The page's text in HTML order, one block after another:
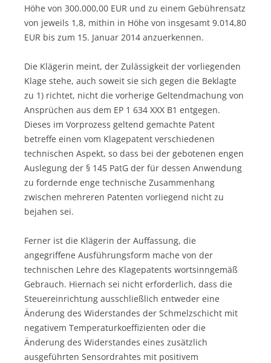
Höhe von 300.000,00 EUR und zu einem Gebührensatz
von jeweils 1,8, mithin in Höhe von insgesamt 9.014,80
EUR bis zum 15. Januar 2014 anzuerkennen.
Die Klägerin meint, der Zulässigkeit der vorliegenden
Klage stehe, auch soweit sie sich gegen die Beklagte
zu 1) richtet, nicht die vorherige Geltendmachung von
Ansprüchen aus dem EP 1 634 XXX B1 entgegen.
Dieses im Vorprozess geltend gemachte Patent
betreffe einen vom Klagepatent verschiedenen
technischen Aspekt, so dass bei der gebotenen engen
Auslegung der § 145 PatG der für dessen Anwendung
zu fordernde enge technische Zusammenhang
zwischen mehreren Patenten vorliegend nicht zu
bejahen sei.
Ferner ist die Klägerin der Auffassung, die
angegriffene Ausführungsform mache von der
technischen Lehre des Klagepatents wortsinngemäß
Gebrauch. Hiernach sei nicht erforderlich, dass die
Steuereinrichtung ausschließlich entweder eine
Änderung des Widerstandes der Schmelzschicht mit
negativem Temperaturkoeffizienten oder die
Änderung des Widerstandes eines zusätzlich
ausgeführten Sensordrahtes mit positivem